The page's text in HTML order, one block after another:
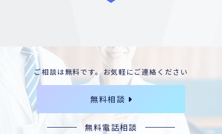
ご相談は無料です。お気軽にご連絡ください
無料相談
無料電話相談